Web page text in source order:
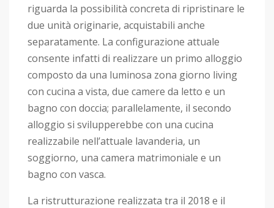
riguarda la possibilità concreta di ripristinare le
due unità originarie, acquistabili anche
separatamente. La configurazione attuale
consente infatti di realizzare un primo alloggio
composto da una luminosa zona giorno living
con cucina a vista, due camere da letto e un
bagno con doccia; parallelamente, il secondo
alloggio si svilupperebbe con una cucina
realizzabile nell’attuale lavanderia, un
soggiorno, una camera matrimoniale e un
bagno con vasca.
La ristrutturazione realizzata tra il 2018 e il